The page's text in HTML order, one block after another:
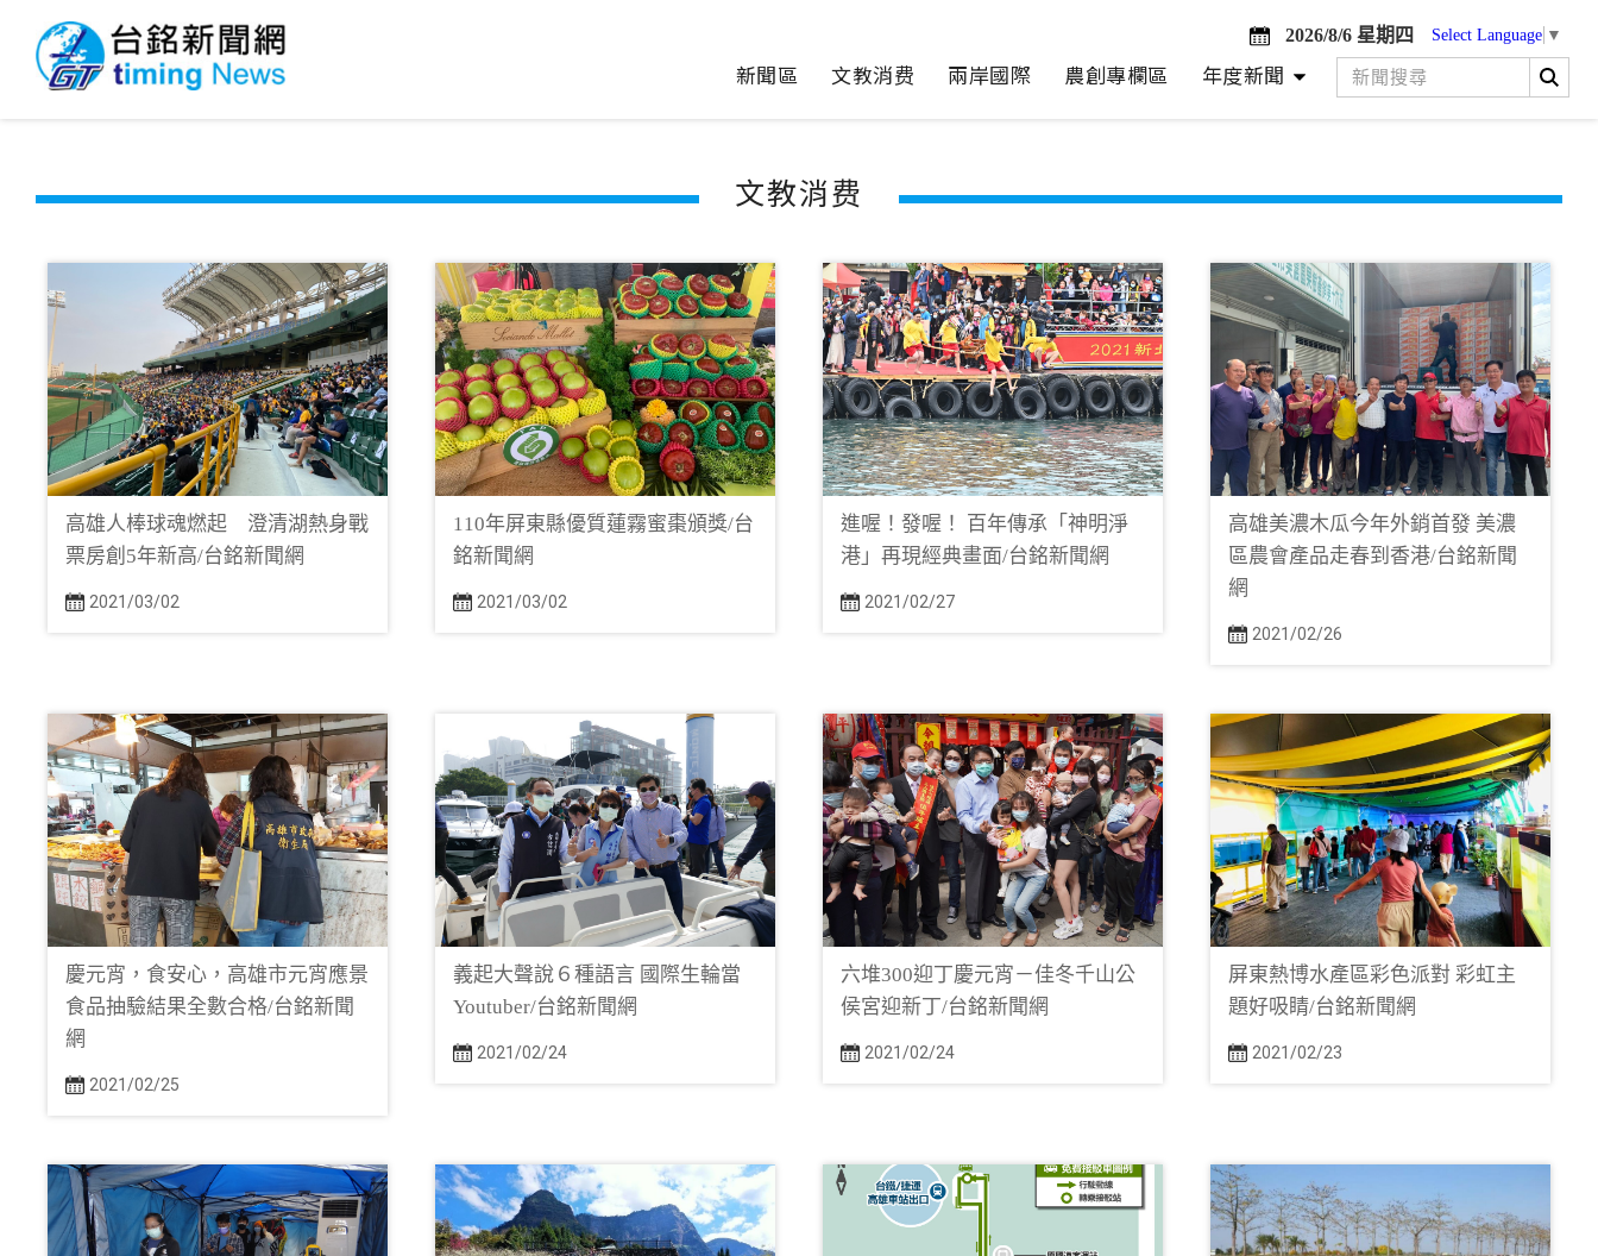
2026/8/6 星期四 Select Language ▼
新聞區 文教消费 兩岸國際 農創專欄區 年度新聞
文教消费
高雄人棒球魂燃起 澄清湖熱身戰
票房創5年新高/台銘新聞網
2021/03/02
110年屏東縣優質蓮霧蜜棗頒獎/台
銘新聞網
2021/03/02
進喔！發喔！ 百年傳承「神明淨
港」再現經典畫面/台銘新聞網
2021/02/27
高雄美濃木瓜今年外銷首發 美濃
區農會產品走春到香港/台銘新聞
網
2021/02/26
慶元宵，食安心，高雄市元宵應景
食品抽驗結果全數合格/台銘新聞
網
2021/02/25
義起大聲說６種語言 國際生輪當
Youtuber/台銘新聞網
2021/02/24
六堆300迎丁慶元宵－佳冬千山公
侯宮迎新丁/台銘新聞網
2021/02/24
屏東熱博水產區彩色派對 彩虹主
題好吸睛/台銘新聞網
2021/02/23